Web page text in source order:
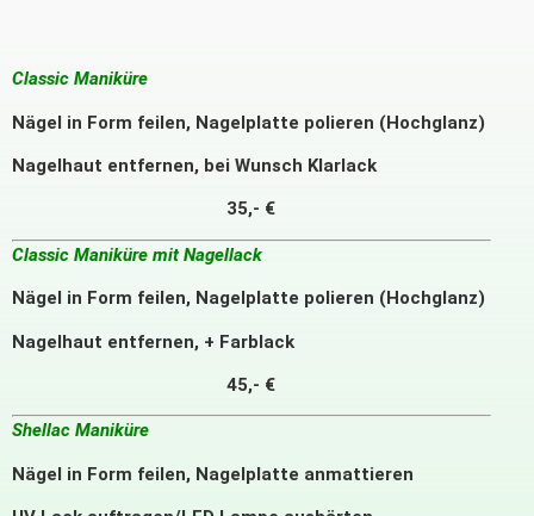
Classic Maniküre
Nägel in Form feilen, Nagelplatte polieren (Hochglanz)
Nagelhaut entfernen, bei Wunsch Klarlack
35,- €
Classic Maniküre mit Nagellack
Nägel in Form feilen, Nagelplatte polieren (Hochglanz)
Nagelhaut entfernen, + Farblack
45,- €
Shellac Maniküre
Nägel in Form feilen, Nagelplatte anmattieren